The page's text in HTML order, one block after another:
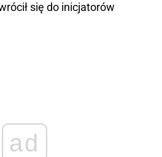
się do inicjatorów
ad